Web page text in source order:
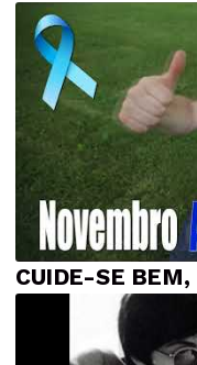
CUIDE-SE